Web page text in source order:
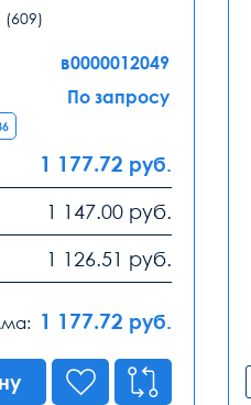
(609)
в0000012049
По запросу
1 177.72 руб.
1 147.00 руб.
1 126.51 руб.
1 177.72 руб.